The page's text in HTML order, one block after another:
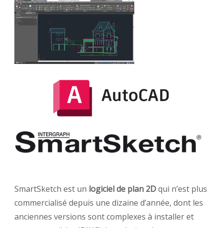
SmartSketch est un logiciel de plan 2Dqui n’est plus
commercialisé depuis une dizaine d’année, dont les
anciennes versions sont complexes à installer et